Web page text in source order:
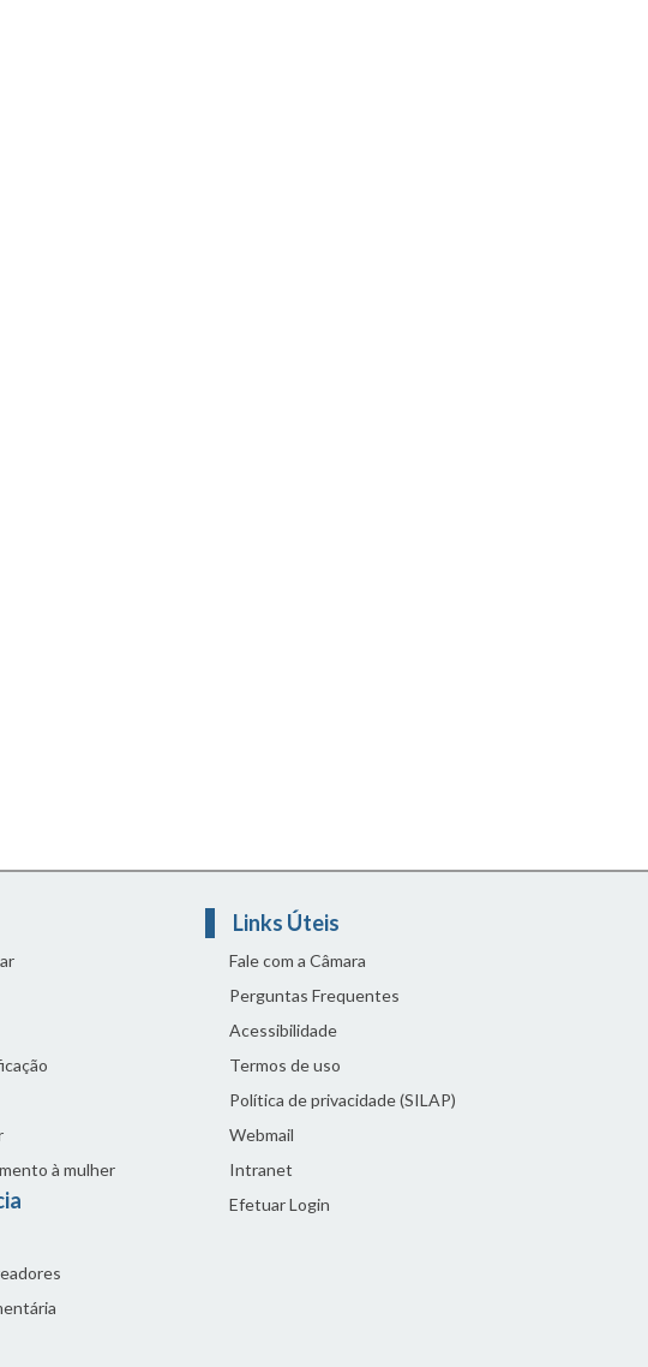
à mulher
Links Úteis
Fale com a Câmara
Perguntas Frequentes
Acessibilidade
Termos de uso
Política de privacidade (SILAP)
Webmail
Intranet
Efetuar Login